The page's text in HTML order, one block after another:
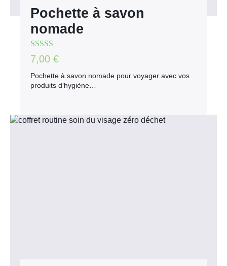
Pochette à savon
nomade
Note5.00
5
7,00€
Pochette à savon nomade pour voyager avec vos
produits d’hygiène…